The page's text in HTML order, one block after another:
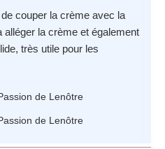
couper la crème avec la
alléger la crème et également
très utile pour les